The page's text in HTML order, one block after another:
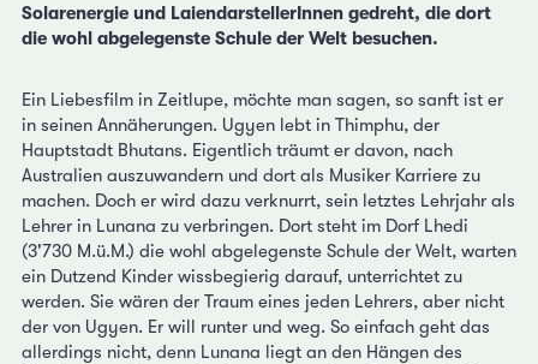
Solarenergie und LaiendarstellerInnen gedreht, die dort
die wohl abgelegenste Schule der Welt besuchen.
Ein Liebesfilm in Zeitlupe, möchte man sagen, so sanft ist er
in seinen Annäherungen. Ugyen lebt in Thimphu, der
Hauptstadt Bhutans. Eigentlich träumt er davon, nach
Australien auszuwandern und dort als Musiker Karriere zu
machen. Doch er wird dazu verknurrt, sein letztes Lehrjahr als
Lehrer in Lunana zu verbringen. Dort steht im Dorf Lhedi
(3'730 M.ü.M.) die wohl abgelegenste Schule der Welt, warten
ein Dutzend Kinder wissbegierig darauf, unterrichtet zu
werden. Sie wären der Traum eines jeden Lehrers, aber nicht
der von Ugyen. Er will runter und weg. So einfach geht das
allerdings nicht, denn Lunana liegt an den Hängen des